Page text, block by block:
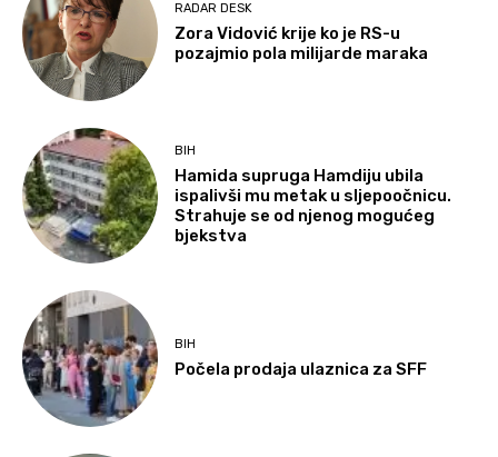
RADAR DESK
Zora Vidović krije ko je RS-u
pozajmio pola milijarde maraka
BIH
Hamida supruga Hamdiju ubila
ispalivši mu metak u sljepoočnicu.
Strahuje se od njenog mogućeg
bjekstva
BIH
Počela prodaja ulaznica za SFF